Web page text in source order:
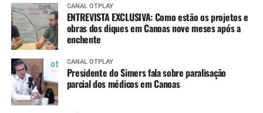
CANAL OTPLAY
ENTREVISTA EXCLUSIVA: Como estão os projetos e
obras dos diques em Canoas nove meses após a
enchente
CANAL OTPLAY
Presidente do Simers fala sobre paralisação
parcial dos médicos em Canoas